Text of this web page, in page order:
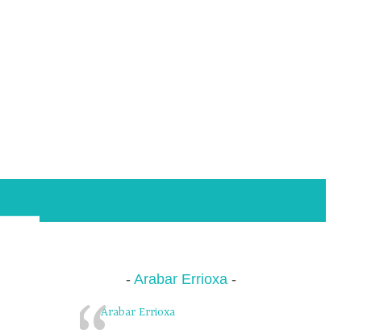
Arabar Errioxa
Arabar Errioxa